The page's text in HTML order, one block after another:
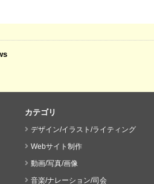
カテゴリ
デザイン/イラスト/ライティング
Webサイト制作
動画/写真/画像
音楽/ナレーション/司会